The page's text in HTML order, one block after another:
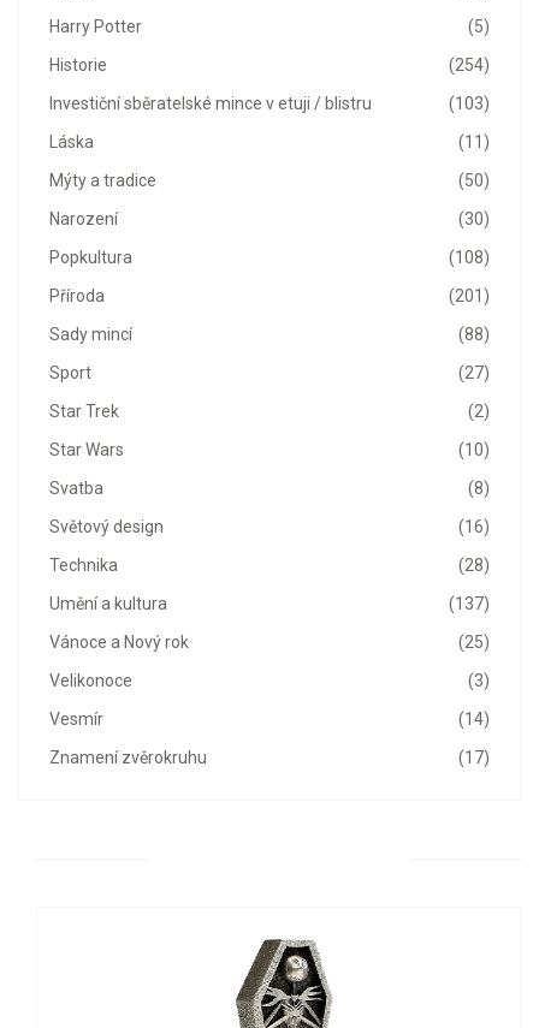
(5)
Harry Potter
(254)
Historie
(103)
Investiční sběratelské mince v etuji / blistru
(11)
Láska
(50)
Mýty a tradice
(30)
Narození
(108)
Popkultura
(201)
Příroda
(88)
Sady mincí
(27)
Sport
(2)
Star Trek
(10)
Star Wars
(8)
Svatba
(16)
Světový design
(28)
Technika
(137)
Umění a kultura
(25)
Vánoce a Nový rok
(3)
Velikonoce
(14)
Vesmír
(17)
Znamení zvěrokruhu